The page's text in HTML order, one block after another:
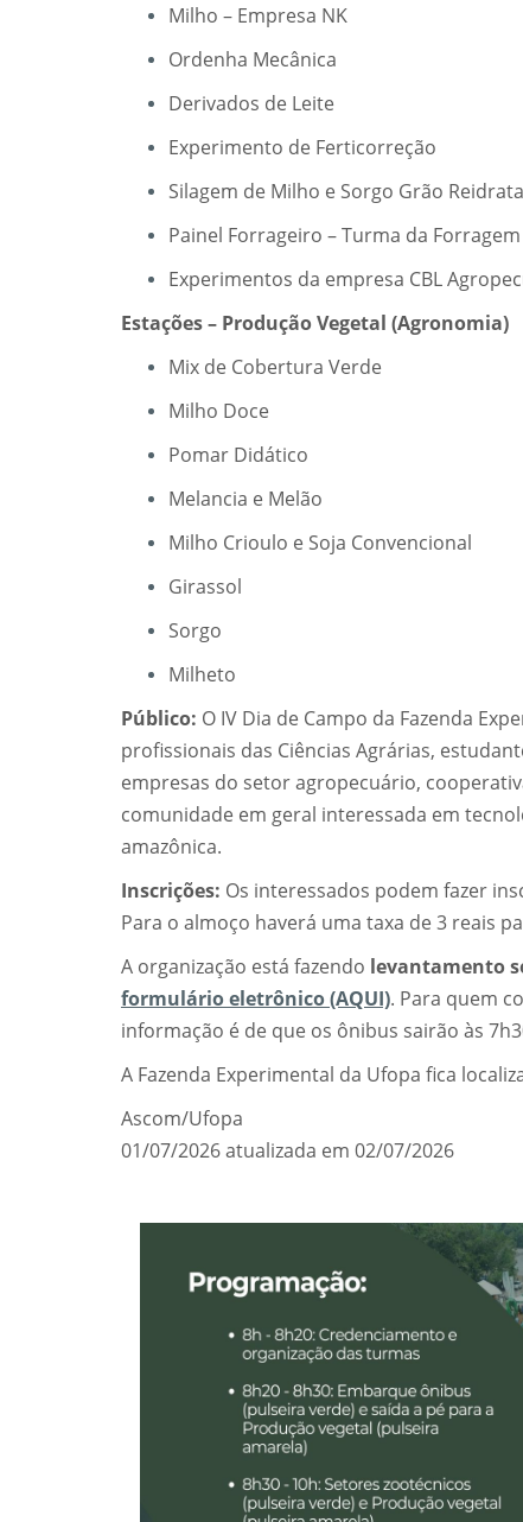
Milho – Empresa NK
Ordenha Mecânica
Derivados de Leite
Experimento de Ferticorreção
Silagem de Milho e Sorgo Grão
Painel Forrageiro – Turma da Forragem
Experimentos da empresa CBL
Estações – Produção Vegetal (Agronomia)
Mix de Cobertura Verde
Milho Doce
Pomar Didático
Melancia e Melão
Milho Crioulo e Soja Convencional
Girassol
Sorgo
Milheto
Público: O IV Dia de Campo da Fazenda
profissionais das Ciências Agrárias,
empresas do setor agropecuário,
comunidade em geral interessada em
amazônica.
Inscrições: Os interessados podem fazer
Para o almoço haverá uma taxa de 3 reais
A organização está fazendo levantamento
formulário eletrônico (AQUI). Para quem
informação é de que os ônibus sairão às
A Fazenda Experimental da Ufopa fica
Ascom/Ufopa
01/07/2026 atualizada em 02/07/2026